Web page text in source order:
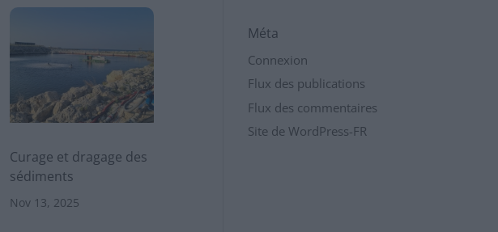
Curage et dragage des
sédiments
Nov 13, 2025
Méta
Connexion
Flux des publications
Flux des commentaires
Site de WordPress-FR